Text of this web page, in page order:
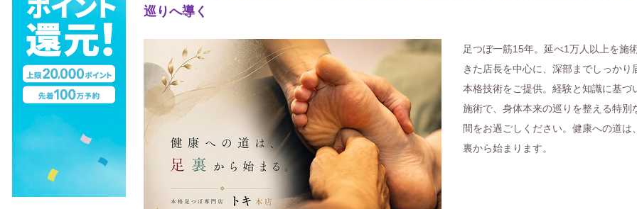
巡りへ導く
足つぼ一筋15年。延べ1万人以上を施
きた店長を中心に、深部までしっかり
本格技術をご提供。経験と知識に基づ
施術で、身体本来の巡りを整える特別
間をお過ごしください。健康への道は
裏から始まります。